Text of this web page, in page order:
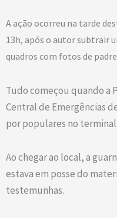
A ação ocorreu na tarde
13h, após o autor subtrair
quadros com fotos de
Tudo começou quando a
Central de Emergências
por populares no
Ao chegar ao local, a
estava em posse do
testemunhas.